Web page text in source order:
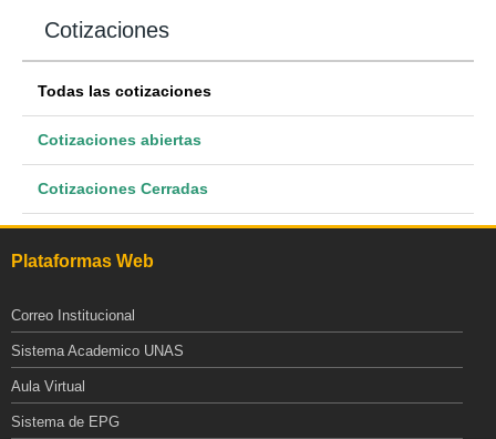
Cotizaciones
Todas las cotizaciones
Cotizaciones abiertas
Cotizaciones Cerradas
Plataformas Web
Correo Institucional
Sistema Academico UNAS
Aula Virtual
Sistema de EPG